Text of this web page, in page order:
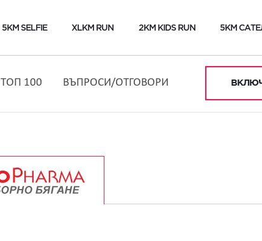
5KM SELFIE XLKM RUN 2KM KIDS RUN 5KM
ТОП 100 ВЪПРОСИ/ОТГОВОРИ